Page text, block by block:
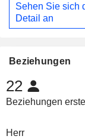
Sehen Sie sich
Detail an
Beziehungen
22
Beziehungen
Herr